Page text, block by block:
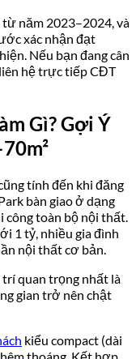
từ năm 2023–2024, và
xác nhận đạt
Nếu bạn đang cân
hệ trực tiếp CĐT
Gì? Gợi Ý
tính đến khi đăng
bàn giao ở dạng
toàn bộ nội thất.
1 tỷ, nhiều gia đình
nội thất cơ bản.
trí quan trọng nhất là
gian trở nên chật
kiểu compact (dài